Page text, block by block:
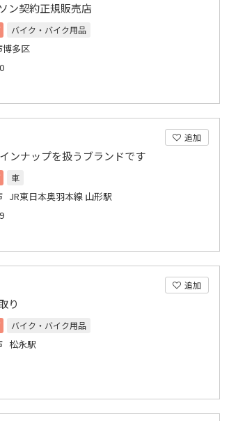
ン契約正規販売店
バイク・バイク用品
博多区
追加
ンナップを扱うブランドです
車
JR東日本奥羽本線 山形駅
追加
り
バイク・バイク用品
松永駅